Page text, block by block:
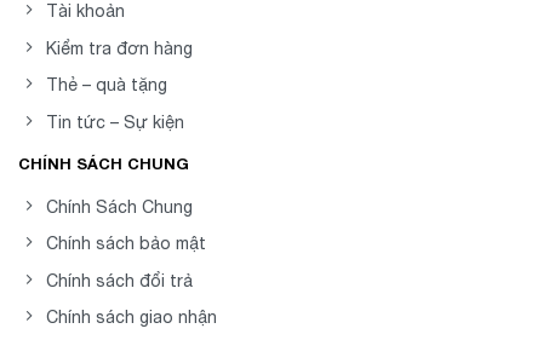
Tài khoản
Kiểm tra đơn hàng
Thẻ – quà tặng
Tin tức – Sự kiện
CHÍNH SÁCH CHUNG
Chính Sách Chung
Chính sách bảo mật
Chính sách đổi trả
Chính sách giao nhận